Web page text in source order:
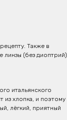
Также в
(без диоптрий)
итальянского
из хлопка, и поэтому
лёгкий, приятный